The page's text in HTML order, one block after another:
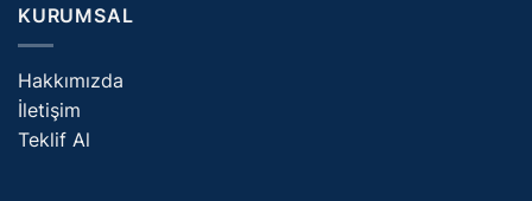
KURUMSAL
Hakkımızda
İletişim
Teklif Al